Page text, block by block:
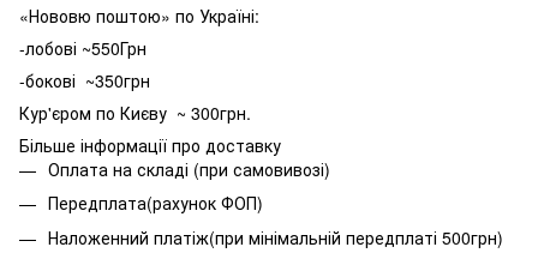
«Нововю поштою» по Україні:
-лобові ~550Грн
-бокові ~350грн
Кур'єром по Києву ~ 300грн.
Більше інформації про доставку
Оплата на складі (при самовивозі)
Передплата(рахунок ФОП)
Наложенний платіж(при мінімальній передплаті 500грн)